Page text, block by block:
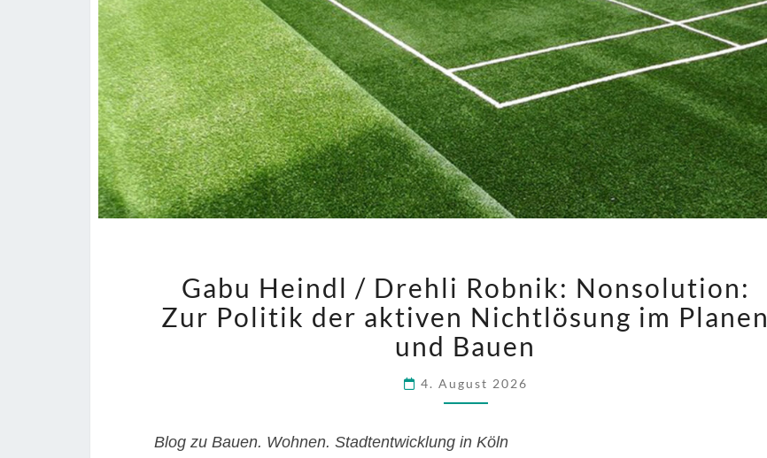
HEINDL
DREHLI
ROBNIK:
NONSOLUTION:
ZUR
DER
Gabu Heindl / Drehli Robnik: Nonsolution:
Zur Politik der aktiven Nichtlösung im Planen
und Bauen
4. August 2026
Blog zu Bauen. Wohnen. Stadtentwicklung in Köln